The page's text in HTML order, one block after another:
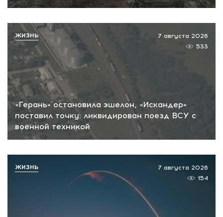
«Герань» остановила эшелон, «Искандер»
поставил точку: ликвидирован поезд ВСУ с
военной техникой
7 августа 2026
533
ЖИЗНЬ
7 августа 2026
154
ЖИЗНЬ